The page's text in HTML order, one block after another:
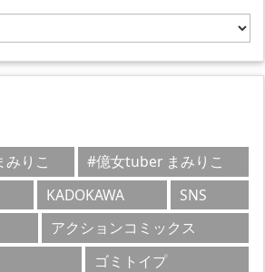
りこ
#億女tuber まみりこ
KADOKAWA
SNS
アクションコミックス
ゴミトイプ